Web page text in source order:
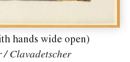
hands wide open)
/ Clavadetscher